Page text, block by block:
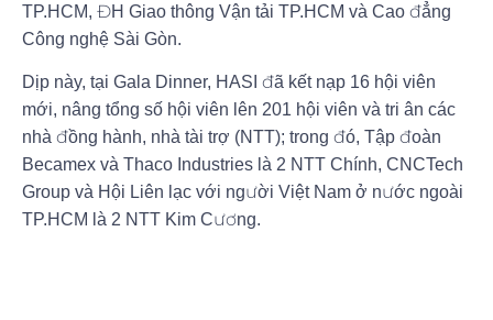
TP.HCM, ĐH Giao thông Vận tải TP.HCM và Cao đẳng
Công nghệ Sài Gòn.
Dịp này, tại Gala Dinner, HASI đã kết nạp 16 hội viên
mới, nâng tổng số hội viên lên 201 hội viên và tri ân các
nhà đồng hành, nhà tài trợ (NTT); trong đó, Tập đoàn
Becamex và Thaco Industries là 2 NTT Chính, CNCTech
Group và Hội Liên lạc với người Việt Nam ở nước ngoài
TP.HCM là 2 NTT Kim Cương.